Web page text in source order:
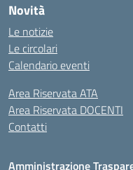
Novità
Le notizie
Le circolari
Calendario eventi
Area Riservata ATA
Area Riservata DOCENTI
Contatti
Amministrazione